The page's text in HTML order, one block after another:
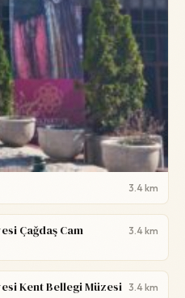
3.4 km
Çağdaş Cam
3.4 km
Kent Bellegi Müzesi 3.4 km